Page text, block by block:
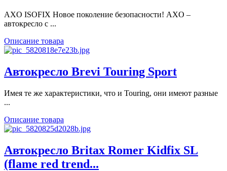
AXO ISOFIX Новое поколение безопасности! AXO –
автокресло с ...
Описание товара
Автокресло Brevi Touring Sport
Имея те же характеристики, что и Touring, они имеют разные
...
Описание товара
Автокресло Britax Romer Kidfix SL
(flame red trend...